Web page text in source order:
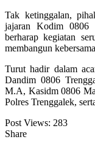
Tak ketinggalan,
jajaran Kodim 0806
berharap kegiatan
membangun
Turut hadir dalam
Dandim 0806
M.A, Kasidm 0806
Polres Trenggalek,
Post Views: 283
Share